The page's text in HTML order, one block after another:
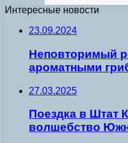
Интересные новости
23.09.2024
Неповторимый
ароматными
27.03.2025
Поездка в Штат
волшебство